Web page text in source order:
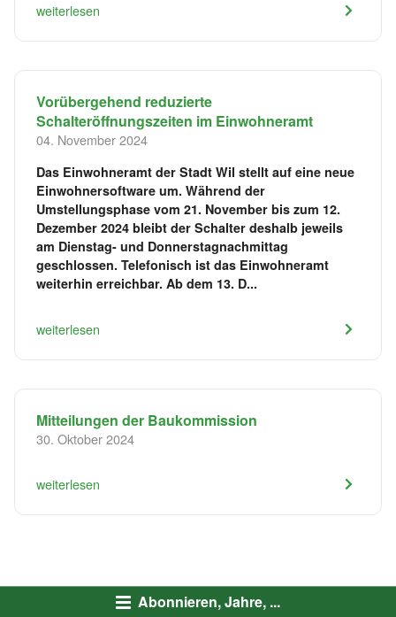
Abonnieren, Jahre, ...
weiterlesen
Vorübergehend reduzierte
Schalteröffnungszeiten im Einwohneramt
04. November 2024
Das Einwohneramt der Stadt Wil stellt auf eine neue
Einwohnersoftware um. Während der
Umstellungsphase vom 21. November bis zum 12.
Dezember 2024 bleibt der Schalter deshalb jeweils
am Dienstag- und Donnerstagnachmittag
geschlossen. Telefonisch ist das Einwohneramt
weiterhin erreichbar. Ab dem 13. D...
weiterlesen
Mitteilungen der Baukommission
30. Oktober 2024
weiterlesen